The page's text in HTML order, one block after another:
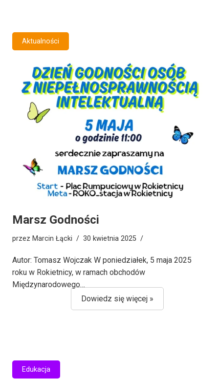
Marsz Godności
przez Marcin Łącki 30 kwietnia 2025
Aktualności
Autor: Tomasz Wojczak W poniedziałek, 5 maja 2025
roku w Rokietnicy, w ramach obchodów
Międzynarodowego…
Dowiedz się więcej »
Edukacja